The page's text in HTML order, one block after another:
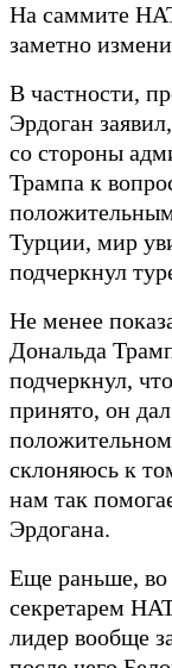
На саммите
заметно
В частности,
Эрдоган
со стороны
Трампа к
Турции, мир
подчеркнул
Не менее
Дональда
подчеркнул,
принято, он
склоняюсь к
нам так
Эрдогана.
Еще раньше, во
секретарем
лидер вообще